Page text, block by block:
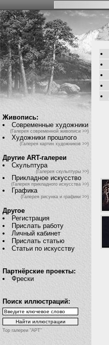
Живопись:
Современные художники
(Галерея современной живописи >>)
Художники прошлого
(Галерея картин художников >>)
Другие ART-галереи
Скульптура
(Галерея скульптуры >>)
Прикладное искусство
(Галерея прикладного искусства >>)
Графика
(Галерея рисунка и графики >>)
Другое
Регистрация
Прислать работу
Личный кабинет
Прислать статью
Статьи по искусству
Партнёрские проекты:
Фрески
Поиск иллюстраций:
Top галереи "АРТ"